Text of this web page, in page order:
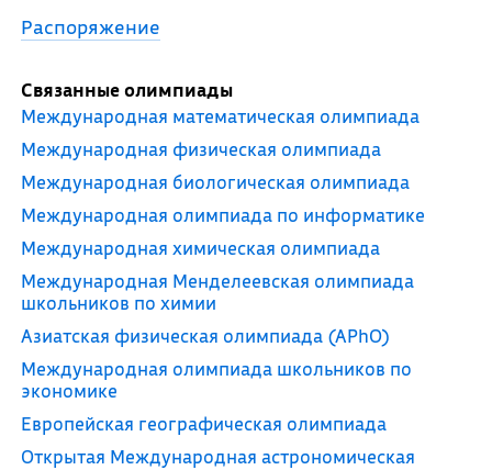
Распоряжение
Связанные олимпиады
Международная математическая олимпиада
Международная физическая олимпиада
Международная биологическая олимпиада
Международная олимпиада по информатике
Международная химическая олимпиада
Международная Менделеевская олимпиада
школьников по химии
Азиатская физическая олимпиада (APhO)
Международная олимпиада школьников по
экономике
Европейская географическая олимпиада
Открытая Международная астрономическая